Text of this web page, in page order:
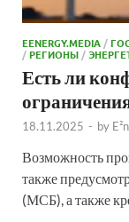
EENERGY.MEDIA /
/РЕГИОНЫ /
Есть ли
18.11.2025 - by
Возможность
также
(МСБ), а также